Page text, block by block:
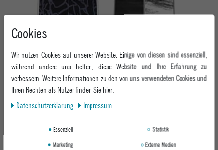
Cookies
Wir nutzen Cookies auf unserer Website. Einige von diesen sind essenziell,
während andere uns helfen, diese Website und Ihre Erfahrung zu
verbessern. Weitere Informationen zu den von uns verwendeten Cookies und
Ihren Rechten als Nutzer finden Sie hier:
Daten­schutz­erklärung
Impressum
Essenziell
Statistik
Marketing
Externe Medien